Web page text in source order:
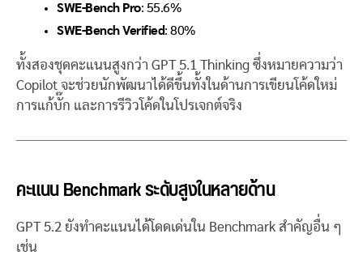
SWE-Bench Pro: 55.6%
SWE-Bench Verified: 80%
ทั้งสองชุดคะแนนสูงกว่า GPT 5.1 Thinking ซึ่งหมายความว่า
Copilot จะช่วยนักพัฒนาได้ดีขึ้นทั้งในด้านการเขียนโค้ดใหม่
การแก้บั๊ก และการรีวิวโค้ดในโปรเจกต์จริง
คะแนน Benchmark ระดับสูงในหลายด้าน
GPT 5.2 ยังทำคะแนนได้โดดเด่นใน Benchmark สำคัญอื่น ๆ
เช่น